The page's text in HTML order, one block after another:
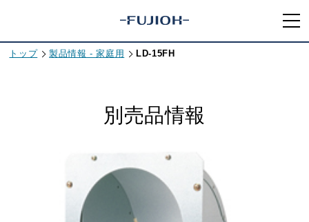
トップ 製品情報 - 家庭用 LD-15FH
別売品情報